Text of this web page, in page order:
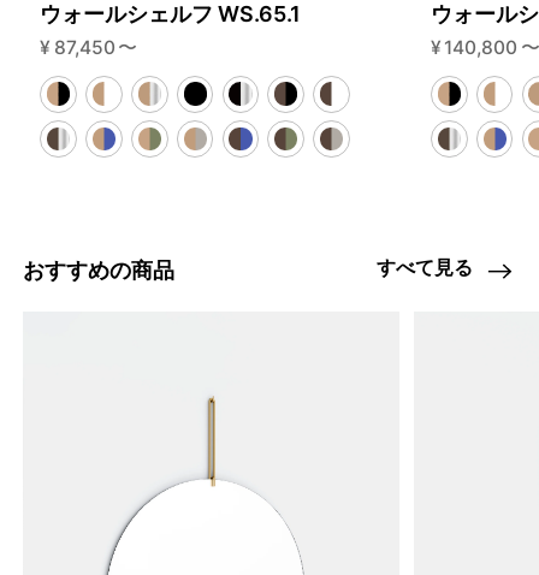
ウォールシェルフ WS.65.1
¥ 87,450 〜
ウォール
¥ 140,800 〜
おすすめの商品 すべて見る